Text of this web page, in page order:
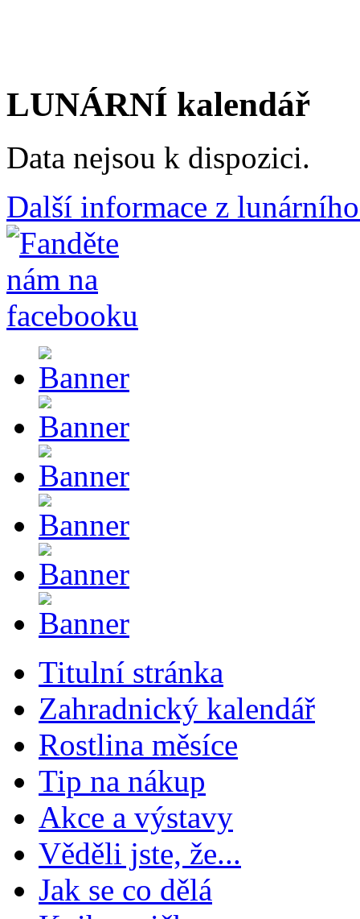
LUNÁRNÍ kalendář
Data nejsou k dispozici.
Další informace z
Titulní stránka
Zahradnický kalendář
Rostlina měsíce
Tip na nákup
Akce a výstavy
Věděli jste, že...
Jak se co dělá